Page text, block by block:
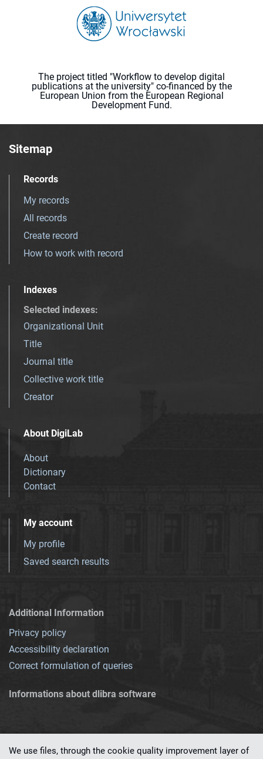
The project titled "Workflow to develop digital
publications at the university" co-financed by the
European Union from the European Regional
Development Fund.
Sitemap
Records
My records
All records
Create record
How to work with record
Indexes
Selected indexes:
Organizational Unit
Title
Journal title
Collective work title
Creator
About DigiLab
About
Dictionary
Contact
My account
My profile
Saved search results
Additional Information
Privacy policy
Accessibility declaration
Correct formulation of queries
Informations about dlibra software
We use files, through the cookie quality improvement layer of